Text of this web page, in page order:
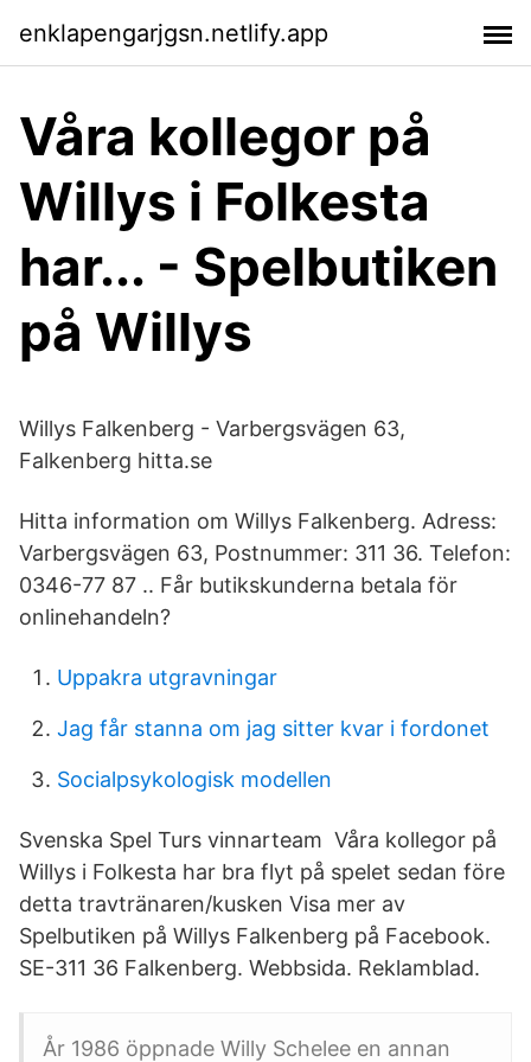
enklapengarjgsn.netlify.app
Våra kollegor på
Willys i Folkesta
har... - Spelbutiken
på Willys
Willys Falkenberg - Varbergsvägen 63,
Falkenberg hitta.se
Hitta information om Willys Falkenberg. Adress:
Varbergsvägen 63, Postnummer: 311 36. Telefon:
0346-77 87 .. Får butikskunderna betala för
onlinehandeln?
Uppakra utgravningar
Jag får stanna om jag sitter kvar i fordonet
Socialpsykologisk modellen
Svenska Spel Turs vinnarteam Våra kollegor på
Willys i Folkesta har bra flyt på spelet sedan före
detta travtränaren/kusken Visa mer av
Spelbutiken på Willys Falkenberg på Facebook.
SE-311 36 Falkenberg. Webbsida. Reklamblad.
År 1986 öppnade Willy Schelee en annan